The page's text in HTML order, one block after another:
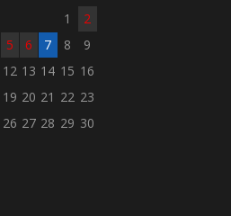
1
2
5 6 7 8
9
12 13 14 15 16
19 20 21 22 23
26 27 28 29 30